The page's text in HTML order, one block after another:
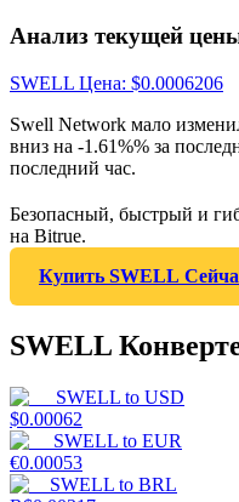
Анализ текущей
SWELL Цена: $0.0006206
Swell Network мало
вниз на -1.61%% за
последний час.
Безопасный, быстрый и
на Bitrue.
Купить SWELL
SWELL
SWELL to USD
$0.00062
SWELL to EUR
€0.00053
SWELL to BRL